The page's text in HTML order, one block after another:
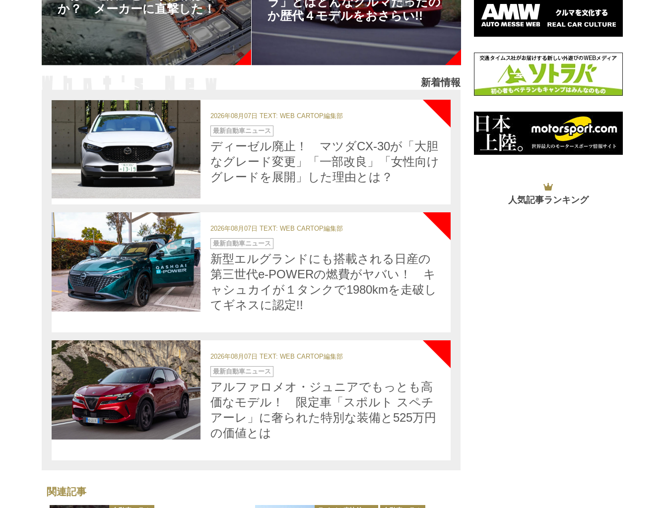
か？ メーカーに直撃した！
か歴代４モデルをおさらい!!
新着情報
NEW
2026年08月07日 TEXT: WEB CARTOP編集部
ディーゼル廃止！ マツダCX-30が「大胆
なグレード変更」「一部改良」「女性向け
グレードを展開」した理由とは？
カ
テ
リ
ー
最新自動車ニュース
2026年08月07日 TEXT: WEB CARTOP編集部
新型エルグランドにも搭載される日産の
第三世代e-POWERの燃費がヤバい！ キ
ャシュカイが１タンクで1980kmを走破し
てギネスに認定!!
カ
テ
ゴ
リ
ー
最新自動車ニュース
2026年08月07日 TEXT: WEB CARTOP編集部
アルファロメオ・ジュニアでもっとも高
価なモデル！ 限定車「スポルト スペチ
アーレ」に奢られた特別な装備と525万円
の価値とは
カ
テ
ゴ
リ
ー
最新自動車ニュース
関連記事
人気記事ランキング